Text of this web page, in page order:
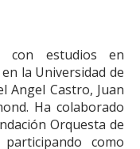
con estudios en
la Universidad de
Angel Castro, Juan
Ha colaborado
Orquesta de
como